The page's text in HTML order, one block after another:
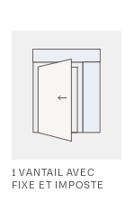
1 VANTAIL AVEC
FIXE ET IMPOSTE